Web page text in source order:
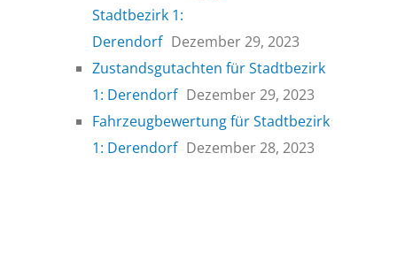
Stadtbezirk 1:
Derendorf Dezember 29, 2023
Zustandsgutachten für Stadtbezirk
1: Derendorf Dezember 29, 2023
Fahrzeugbewertung für Stadtbezirk
1: Derendorf Dezember 28, 2023